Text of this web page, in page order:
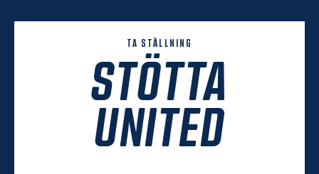
TA STÄLLNING
STÖTTA
UNITED